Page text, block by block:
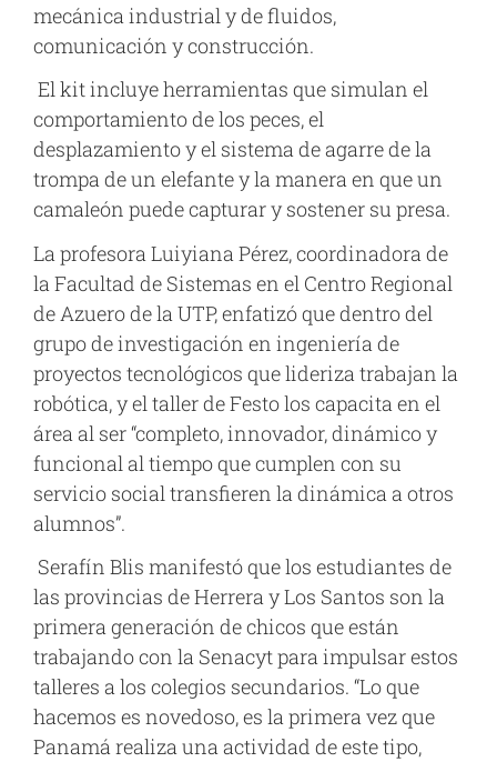
mecánica industrial y de fluidos,
comunicación y construcción.
El kit incluye herramientas que simulan el
comportamiento de los peces, el
desplazamiento y el sistema de agarre de la
trompa de un elefante y la manera en que un
camaleón puede capturar y sostener su presa.
La profesora Luiyiana Pérez, coordinadora de
la Facultad de Sistemas en el Centro Regional
de Azuero de la UTP, enfatizó que dentro del
grupo de investigación en ingeniería de
proyectos tecnológicos que lideriza trabajan la
robótica, y el taller de Festo los capacita en el
área al ser “completo, innovador, dinámico y
funcional al tiempo que cumplen con su
servicio social transfieren la dinámica a otros
alumnos”.
Serafín Blis manifestó que los estudiantes de
las provincias de Herrera y Los Santos son la
primera generación de chicos que están
trabajando con la Senacyt para impulsar estos
talleres a los colegios secundarios. “Lo que
hacemos es novedoso, es la primera vez que
Panamá realiza una actividad de este tipo,